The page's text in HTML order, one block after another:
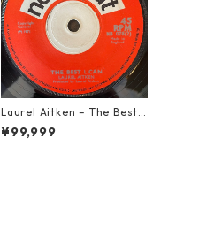
Laurel Aitken ‎– The Best I
Can【7-22012】
¥99,999